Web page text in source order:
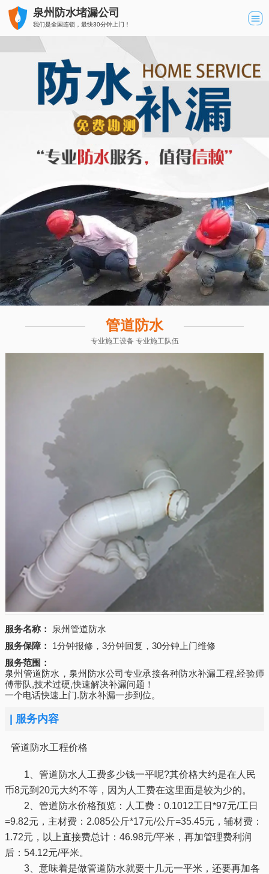
泉州防水堵漏公司
我们是全国连锁，最快30分钟上门！
管道防水
专业施工设备 专业施工队伍
服务名称：
泉州管道防水
服务保障：
1分钟报修，3分钟回复，30分钟上门维修
服务范围：
泉州管道防水，泉州防水公司专业承接各种防水补漏工程,经验师
傅带队,技术过硬,快速解决补漏问题！
一个电话快速上门.防水补漏一步到位。
服务内容
管道防水工程价格
1、管道防水人工费多少钱一平呢?其价格大约是在人民
币8元到20元大约不等，因为人工费在这里面是较为少的。
2、管道防水价格预览：人工费：0.1012工日*97元/工日
=9.82元，主材费：2.085公斤*17元/公斤=35.45元，辅材费：
1.72元，以上直接费总计：46.98元/平米，再加管理费利润
后：54.12元/平米。
3、意味着是做管道防水就要十几元一平米，还要再加各